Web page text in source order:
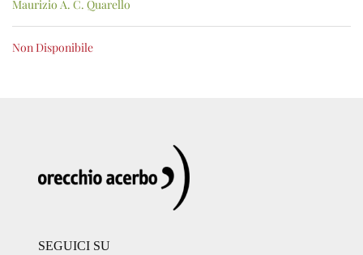
Maurizio A. C. Quarello
Non Disponibile
SEGUICI SU